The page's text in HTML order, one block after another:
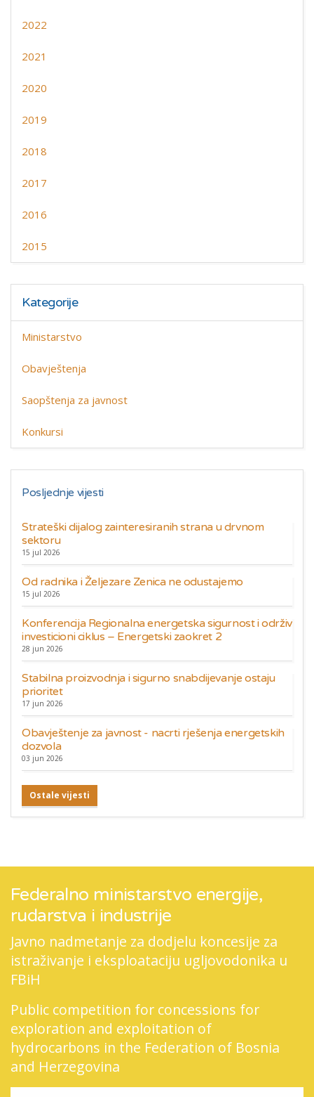
2022
2021
2020
2019
2018
2017
2016
2015
Kategorije
Ministarstvo
Obavještenja
Saopštenja za javnost
Konkursi
Posljednje vijesti
Strateški dijalog zainteresiranih strana u drvnom
sektoru
15 jul 2026
Od radnika i Željezare Zenica ne odustajemo
15 jul 2026
Konferencija Regionalna energetska sigurnost i održiv
investicioni ciklus – Energetski zaokret 2
28 jun 2026
Stabilna proizvodnja i sigurno snabdijevanje ostaju
prioritet
17 jun 2026
Obavještenje za javnost - nacrti rješenja energetskih
dozvola
03 jun 2026
Ostale vijesti
Federalno ministarstvo energije,
rudarstva i industrije
Javno nadmetanje za dodjelu koncesije za
istraživanje i eksploataciju ugljovodonika u
FBiH
Public competition for concessions for
exploration and exploitation of
hydrocarbons in the Federation of Bosnia
and Herzegovina